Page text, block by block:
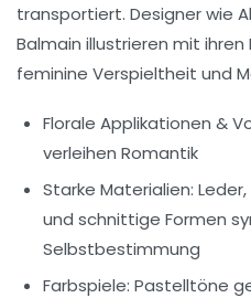
transportiert. Designer wie
Balmain illustrieren mit
feminine Verspieltheit und
Florale Applikationen &
verleihen Romantik
Starke Materialien:
und schnittige Formen
Selbstbestimmung
Farbspiele: Pastelltöne